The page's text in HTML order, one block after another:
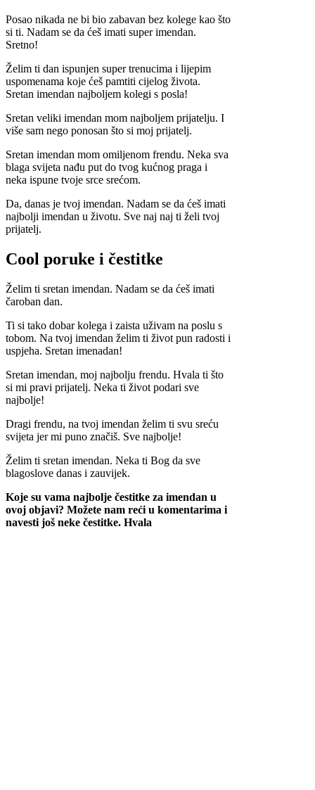
Posao nikada ne bi bio zabavan bez kolege kao što
si ti. Nadam se da ćeš imati super imendan.
Sretno!
Želim ti dan ispunjen super trenucima i lijepim
uspomenama koje ćeš pamtiti cijelog života.
Sretan imendan najboljem kolegi s posla!
Sretan veliki imendan mom najboljem prijatelju. I
više sam nego ponosan što si moj prijatelj.
Sretan imendan mom omiljenom frendu. Neka sva
blaga svijeta nađu put do tvog kućnog praga i
neka ispune tvoje srce srećom.
Da, danas je tvoj imendan. Nadam se da ćeš imati
najbolji imendan u životu. Sve naj naj ti želi tvoj
prijatelj.
Cool poruke i čestitke
Želim ti sretan imendan. Nadam se da ćeš imati
čaroban dan.
Ti si tako dobar kolega i zaista uživam na poslu s
tobom. Na tvoj imendan želim ti život pun radosti i
uspjeha. Sretan imenadan!
Sretan imendan, moj najbolju frendu. Hvala ti što
si mi pravi prijatelj. Neka ti život podari sve
najbolje!
Dragi frendu, na tvoj imendan želim ti svu sreću
svijeta jer mi puno značiš. Sve najbolje!
Želim ti sretan imendan. Neka ti Bog da sve
blagoslove danas i zauvijek.
Koje su vama najbolje čestitke za imendan u
ovoj objavi? Možete nam reći u komentarima i
navesti još neke čestitke. Hvala